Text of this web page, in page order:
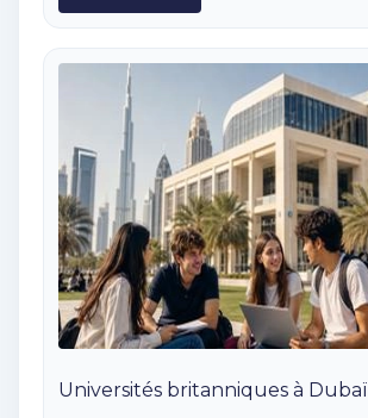
Universités britanniques à Dubaï